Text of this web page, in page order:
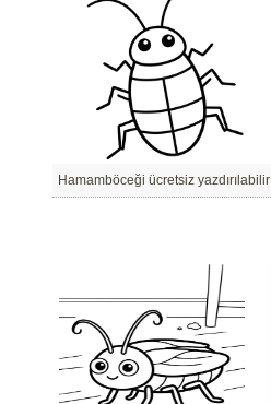
Hamamböceği ücretsiz yazdırılabilir